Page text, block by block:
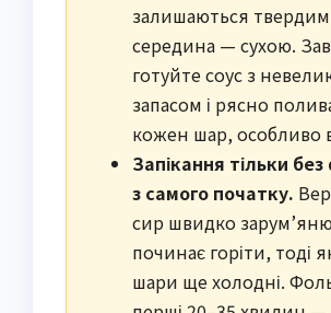
залишаються
середина — сухою.
готуйте соус з
запасом і рясно
кожен шар, особливо
Запікання тільки
з самого початку.
сир швидко
починає горіти, тоді
шари ще холодні.